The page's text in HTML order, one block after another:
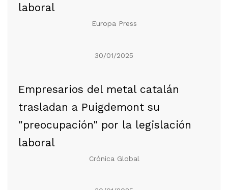
laboral
Europa Press
30/01/2025
Empresarios del metal catalán
trasladan a Puigdemont su
"preocupación" por la legislación
laboral
Crónica Global